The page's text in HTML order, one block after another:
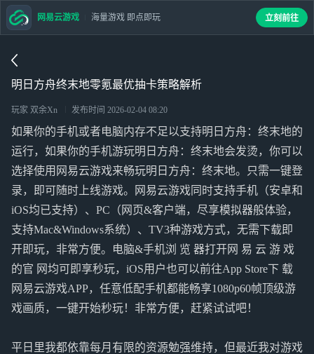
明日方舟终末地零氪最优抽卡策略解析
玩家 双余Xn 发布时间 2026-02-04 08:20
如果你的手机或者电脑内存不足以支持明日方舟：终末地的
运行，如果你的手机游玩明日方舟：终末地会发烫，你可以
选择使用网易云游戏来畅玩明日方舟：终末地。只需一键登
录，即可随时上线游戏。网易云游戏同时支持手机（安卓和
iOS均已支持）、PC（网页&客户端，尽享模拟器般体验，
支持Mac&Windows系统）、TV3种游戏方式，无需下载即
开即玩，非常方便。电脑&手机浏 览 器打开网 易 云 游 戏
的官 网均可即享秒玩，iOS用户也可以前往App Store下 载
网易云游戏APP，任意低配手机都能畅享1080p60帧顶级游
戏画质，一键开始秒玩！非常方便，赶紧试试吧！
平日里我都依靠每月有限的资源勉强维持，但最近我对游戏
网易云游戏 海量游戏 即点即玩 立刻前往